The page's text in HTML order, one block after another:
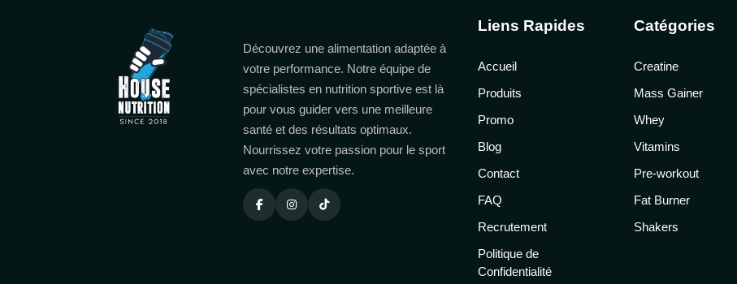
Découvrez une alimentation adaptée à
votre performance. Notre équipe de
spécialistes en nutrition sportive est là
pour vous guider vers une meilleure
santé et des résultats optimaux.
Nourrissez votre passion pour le sport
avec notre expertise.
Liens Rapides
Accueil
Produits
Promo
Blog
Contact
FAQ
Recrutement
Politique de
Confidentialité
Catégories
Creatine
Mass Gainer
Whey
Vitamins
Pre-workout
Fat Burner
Shakers